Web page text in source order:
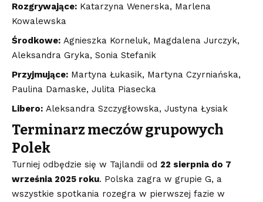
Rozgrywające: Katarzyna Wenerska, Marlena
Kowalewska
Środkowe: Agnieszka Korneluk, Magdalena Jurczyk,
Aleksandra Gryka, Sonia Stefanik
Przyjmujące: Martyna Łukasik, Martyna Czyrniańska,
Paulina Damaske, Julita Piasecka
Libero: Aleksandra Szczygłowska, Justyna Łysiak
Terminarz meczów grupowych
Polek
Turniej odbędzie się w Tajlandii od 22 sierpnia do 7
września 2025 roku. Polska zagra w grupie G, a
wszystkie spotkania rozegra w pierwszej fazie w